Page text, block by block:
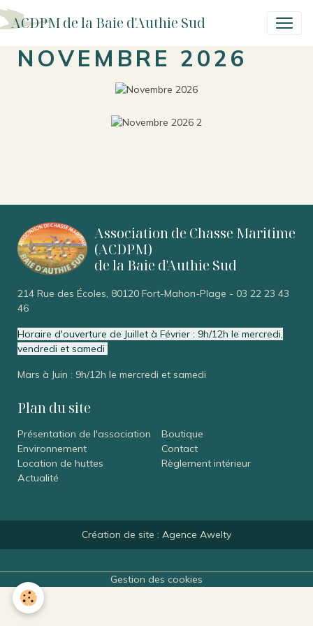
ACDPM de la Baie d'Authie Sud
NOVEMBRE 2026
Association de Chasse Maritime
(ACDPM)
de la Baie d'Authie Sud
214 Rue des Écoles, 80120 Fort-Mahon-Plage - 03 22 23 43
46
Horaire d'ouverture de Juillet à Février : 9h/12h le mercredi,
vendredi et samedi
Mars à Juin : 9h/12h le mercredi et samedi
Plan du site
Présentation de l'association
Environnement
Location de huttes
Actualité
Boutique
Contact
Règlement intérieur
Création de site : Agence Awelty
Gestion des cookies